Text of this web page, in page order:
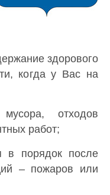
здорового
когда у Вас на
отходов
работ;
в порядок после
– пожаров или